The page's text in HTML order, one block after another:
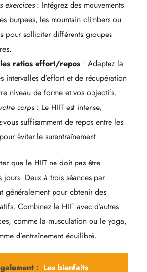
exercices : Intégrez des mouvements
burpees, les mountain climbers ou
pour solliciter différents groupes
ratios effort/repos : Adaptez la
intervalles d’effort et de récupération
niveau de forme et vos objectifs.
corps : Le HIIT est intense,
vous suffisamment de repos entre les
éviter le surentraînement.
que le HIIT ne doit pas être
jours. Deux à trois séances par
généralement pour obtenir des
Combinez le HIIT avec d’autres
comme la musculation ou le yoga,
d’entraînement équilibré.
: Les bienfaits